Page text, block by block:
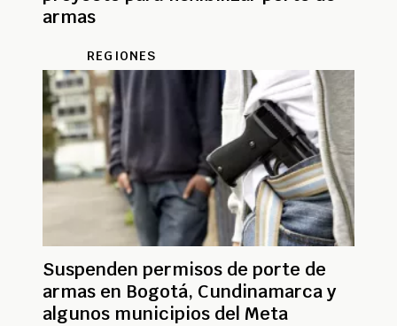
armas
REGIONES
Suspenden permisos de porte de
armas en Bogotá, Cundinamarca y
algunos municipios del Meta